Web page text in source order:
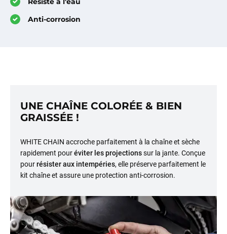
Anti-corrosion
UNE CHAÎNE COLORÉE & BIEN
GRAISSÉE !
WHITE CHAIN accroche parfaitement à la chaîne et sèche
rapidement pouréviter les projectionssur la jante. Conçue
pourrésister aux intempéries, elle préserve parfaitement le
kit chaîne et assure une protection anti-corrosion.